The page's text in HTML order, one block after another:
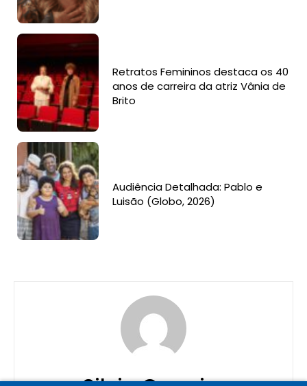
Retratos Femininos destaca os 40
anos de carreira da atriz Vânia de
Brito
Audiência Detalhada: Pablo e
Luisão (Globo, 2026)